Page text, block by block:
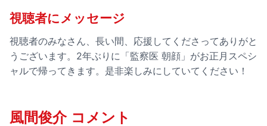
視聴者にメッセージ
視聴者のみなさん、長い間、応援してくださってありがと
うございます。2年ぶりに「監察医 朝顔」がお正月スペシ
ャルで帰ってきます。是非楽しみにしていてください！
風間俊介 コメント